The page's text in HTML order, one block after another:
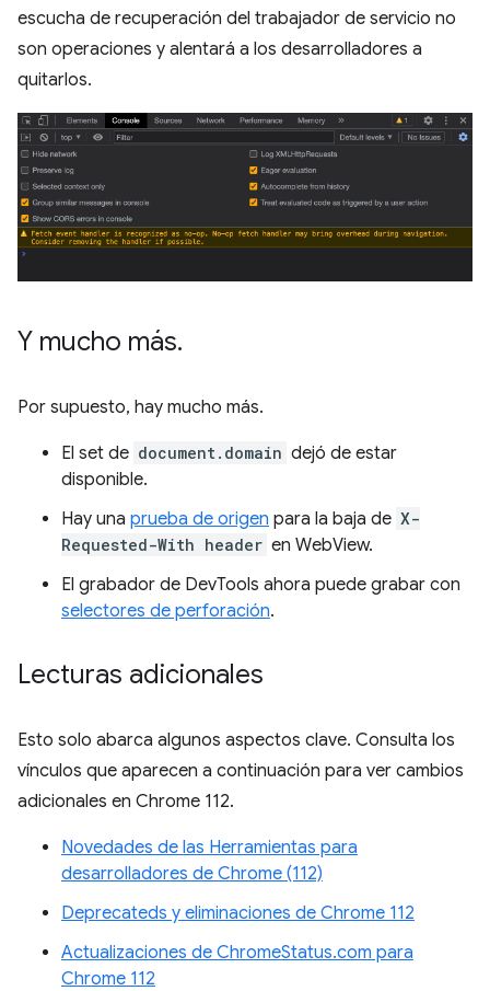
escucha de recuperación del trabajador de servicio no
son operaciones y alentará a los desarrolladores a
quitarlos.
Y mucho más.
Por supuesto, hay mucho más.
El set de document.domain dejó de estar
disponible.
Hay una prueba de origen para la baja de X-
Requested-With header en WebView.
El grabador de DevTools ahora puede grabar con
selectores de perforación.
Lecturas adicionales
Esto solo abarca algunos aspectos clave. Consulta los
vínculos que aparecen a continuación para ver cambios
adicionales en Chrome 112.
Novedades de las Herramientas para
desarrolladores de Chrome (112)
Deprecateds y eliminaciones de Chrome 112
Actualizaciones de ChromeStatus.com para
Chrome 112